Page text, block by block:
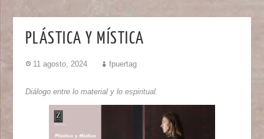
PLÁSTICA Y MÍSTICA
11 agosto, 2024 fpuertag
Diálogo entre lo material y lo espiritual.